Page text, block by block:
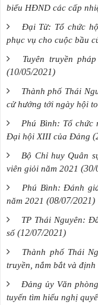
biểu HĐND các cấp
Đại Từ: Tổ chức
phục vụ cho cuộc bầu
Tuyên truyền
(10/05/2021)
Thành phố Thái
cử hướng tới ngày hội
Phú Bình: Tổ chức
Đại hội XIII của Đảng
Bộ Chỉ huy Quân
viên giỏi năm 2021 (30/
Phú Bình: Đánh
năm 2021 (08/07/2021)
TP Thái Nguyên:
số (12/07/2021)
Thành phố Thái
truyền, nắm bắt và
Đảng ủy Văn
tuyến tìm hiểu nghị